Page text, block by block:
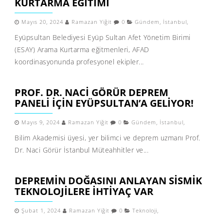
KURTARMA EĞITIMI
Mayıs 20, 2024 Ramazan Yiğit 0 Gündem , İstanbul,
Eyüpsultan Belediyesi Eyüp Sultan Afet Yönetim Birimi
(ESAY) Arama Kurtarma eğitmenleri, AFAD
koordinasyonunda profesyonel ekipler...
PROF. DR. NACI GÖRÜR DEPREM
PANELI IÇIN EYÜPSULTAN’A GELIYOR!
Mayıs 9, 2024 Ramazan Yiğit 0 Gündem , İstanbul,
Bilim Akademisi üyesi, yer bilimci ve deprem uzmanı Prof.
Dr. Naci Görür İstanbul Müteahhitler ve...
DEPREMIN DOĞASINI ANLAYAN SISMIK
TEKNOLOJILERE IHTIYAÇ VAR
Şubat 1, 2024 Ramazan Yiğit 0 Teknoloji,